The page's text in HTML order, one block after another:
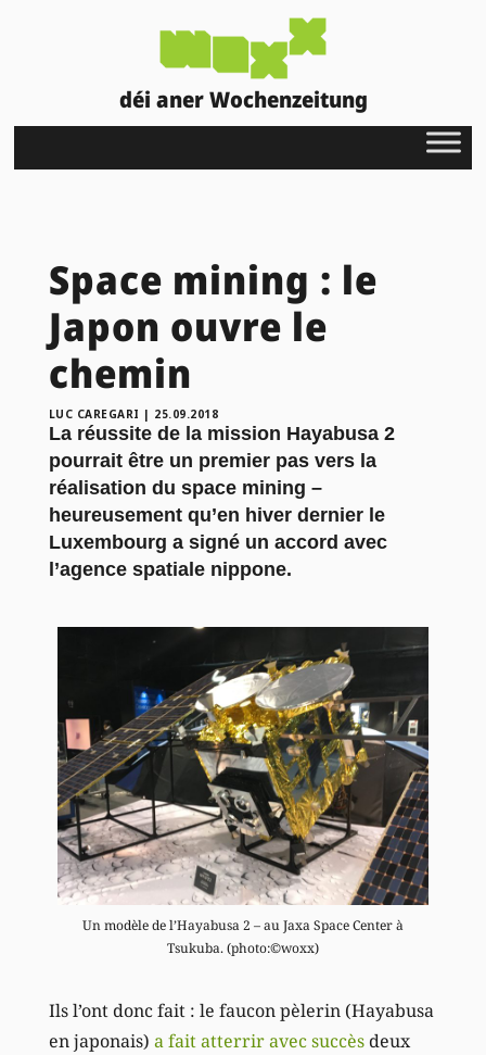
déi aner Wochenzeitung
Space mining : le
Japon ouvre le
chemin
LUC CAREGARI | 25.09.2018
La réussite de la mission Hayabusa 2
pourrait être un premier pas vers la
réalisation du space mining –
heureusement qu’en hiver dernier le
Luxembourg a signé un accord avec
l’agence spatiale nippone.
Un modèle de l’Hayabusa 2 – au Jaxa Space Center à
Tsukuba. (photo:©woxx)
Ils l’ont donc fait : le faucon pèlerin (Hayabusa
en japonais) a fait atterrir avec succèsdeux